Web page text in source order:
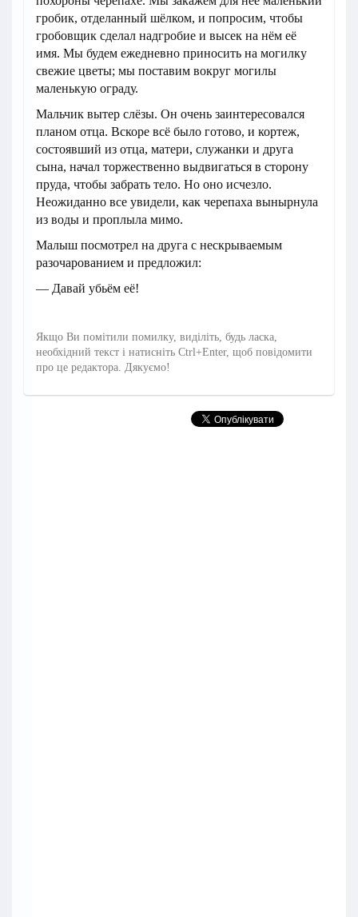
гробик, отделанный шёлком, и попросим, чтобы
гробовщик сделал надгробие и высек на нём её
имя. Мы будем ежедневно приносить на могилку
свежие цветы; мы поставим вокруг могилы
маленькую ограду.
Мальчик вытер слёзы. Он очень заинтересовался
планом отца. Вскоре всё было готово, и кортеж,
состоявший из отца, матери, служанки и друга
сына, начал торжественно выдвигаться в сторону
пруда, чтобы забрать тело. Но оно исчезло.
Неожиданно все увидели, как черепаха вынырнула
из воды и проплыла мимо.
Малыш посмотрел на друга с нескрываемым
разочарованием и предложил:
— Давай убьём её!
Якщо Ви помітили помилку, виділіть, будь ласка,
необхідний текст і натисніть Ctrl+Enter, щоб повідомити
про це редактора. Дякуємо!